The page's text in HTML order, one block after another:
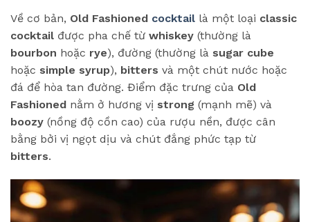
Về cơ bản, Old Fashioned cocktail là một loại classic
cocktail được pha chế từ whiskey (thường là
bourbon hoặc rye), đường (thường là sugar cube
hoặc simple syrup), bitters và một chút nước hoặc
đá để hòa tan đường. Điểm đặc trưng của Old
Fashioned nằm ở hương vị strong (mạnh mẽ) và
boozy (nồng độ cồn cao) của rượu nền, được cân
bằng bởi vị ngọt dịu và chút đắng phức tạp từ
bitters.